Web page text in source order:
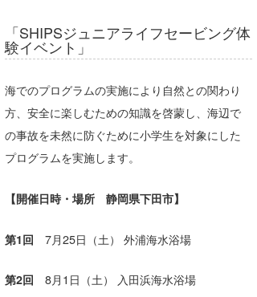
「SHIPSジュニアライフセービング体
験イベント」
海でのプログラムの実施により自然との関わり
方、安全に楽しむための知識を啓蒙し、海辺で
の事故を未然に防ぐために小学生を対象にした
プログラムを実施します。
【開催日時・場所 静岡県下田市】
第1回 7月25日（土） 外浦海水浴場
第2回 8月1日（土） 入田浜海水浴場
喜納海人
KID
KOBU
KY
MIN
mitz
OYZ
VAGY